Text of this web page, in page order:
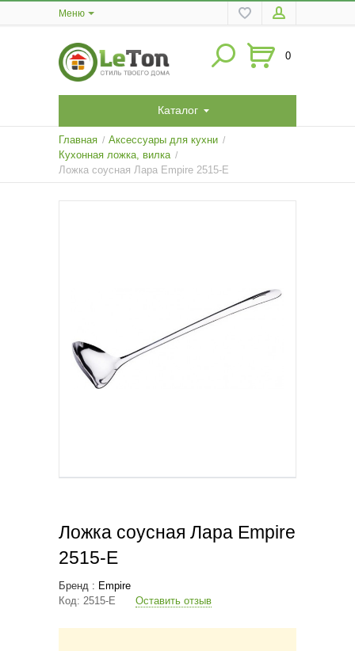
Меню
0
Каталог
Главная / Аксессуары для кухни /
Кухонная ложка, вилка /
Ложка соусная Лара Empire 2515-E
Ложка соусная Лара Empire
2515-E
Бренд : Empire
Код: 2515-E Оставить отзыв